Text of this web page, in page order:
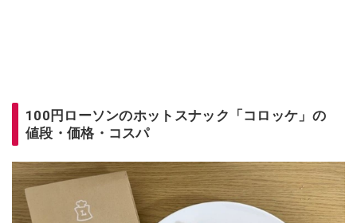
100円ローソンのホットスナック「コロッケ」の
値段・価格・コスパ